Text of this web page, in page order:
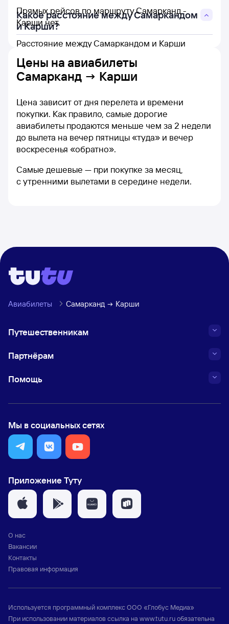
Прямых рейсов по маршруту Самарканд -
Карши нет.
Какое расстояние между Самаркандом
и Карши?
Расстояние между Самаркандом и Карши
Цены на авиабилеты
Самарканд → Карши
Цена зависит от дня перелета и времени
покупки. Как правило, самые дорогие
авиабилеты продаются меньше чем за 2 недели
до вылета на вечер пятницы «туда» и вечер
воскресенья «обратно».
Самые дешевые — при покупке за месяц,
с утренними вылетами в середине недели.
Авиабилеты Самарканд Карши
Путешественникам
Партнёрам
Помощь
Мы в социальных сетях
Приложение Туту
О нас
Вакансии
Контакты
Правовая информация
Используется программный комплексООО «Глобус Медиа»
При использовании материалов ссылка на www.tutu.ruобязательна